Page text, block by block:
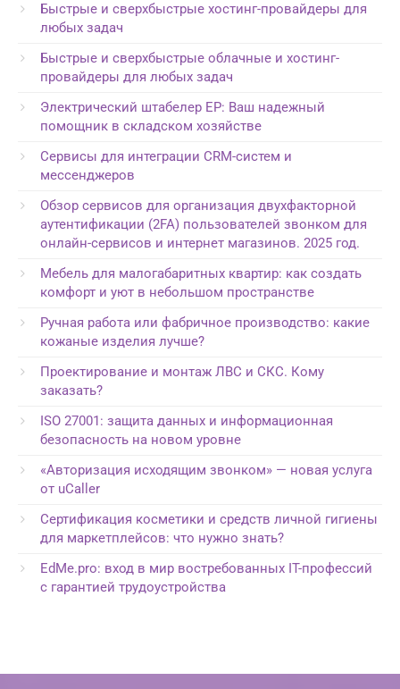
Быстрые и сверхбыстрые хостинг-провайдеры для
любых задач
Быстрые и сверхбыстрые облачные и хостинг-
провайдеры для любых задач
Электрический штабелер EP: Ваш надежный
помощник в складском хозяйстве
Сервисы для интеграции CRM-систем и
мессенджеров
Обзор сервисов для организация двухфакторной
аутентификации (2FA) пользователей звонком для
онлайн-сервисов и интернет магазинов. 2025 год.
Мебель для малогабаритных квартир: как создать
комфорт и уют в небольшом пространстве
Ручная работа или фабричное производство: какие
кожаные изделия лучше?
Проектирование и монтаж ЛВС и СКС. Кому
заказать?
ISO 27001: защита данных и информационная
безопасность на новом уровне
«Авторизация исходящим звонком» — новая услуга
от uCaller
Сертификация косметики и средств личной гигиены
для маркетплейсов: что нужно знать?
EdMe.pro: вход в мир востребованных IT-профессий
с гарантией трудоустройства